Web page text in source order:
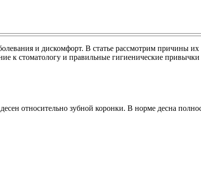
и дискомфорт. В статье рассмотрим причины
к стоматологу и правильные гигиенические
относительно зубной коронки. В норме десна